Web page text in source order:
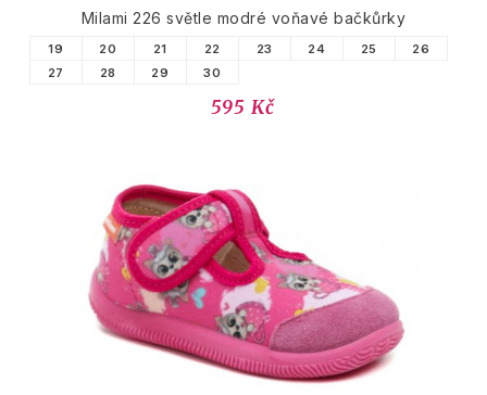
Milami 226 světle modré voňavé bačkůrky
19 20 21 22 23 24 25
26
27
28 29 30
595 Kč